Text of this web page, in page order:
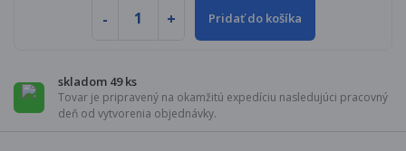
Pridať do košíka
skladom 49 ks
Tovar je pripravený na okamžitú expedíciu nasledujúci pracovný
deň od vytvorenia objednávky.